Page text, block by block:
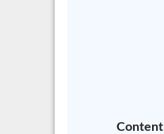
Content